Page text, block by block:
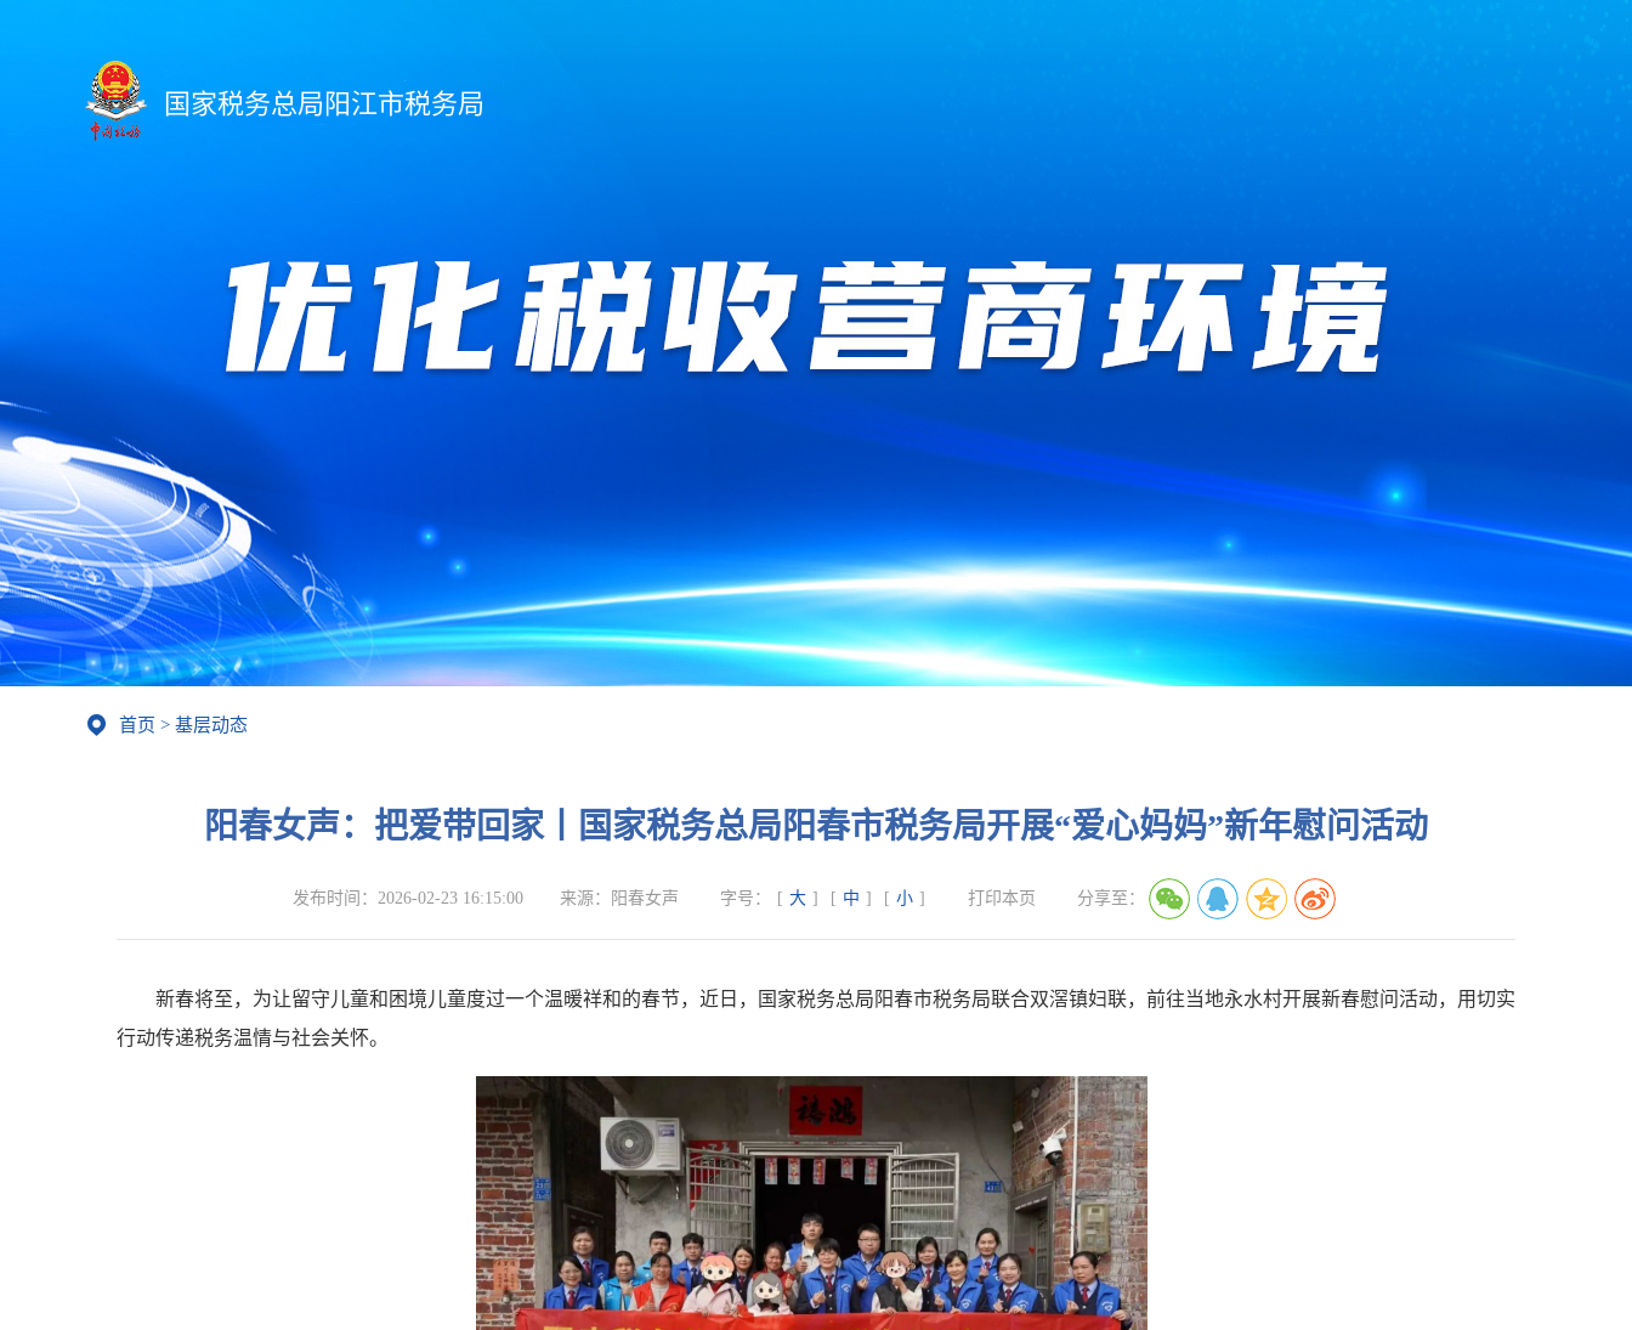
国家税务总局阳江市税务局
首页 > 基层动态
阳春女声：把爱带回家丨国家税务总局阳春市税务局开展“爱心妈妈”新年慰问活动
发布时间： 2026-02-23 16:15:00 来源： 阳春女声 字号： [ 大 ] [ 中 ] [ 小 ] 打印本页 分享至：
新春将至，为让留守儿童和困境儿童度过一个温暖祥和的春节，近日，国家税务总局阳春市税务局联合双滘镇妇联，前往当地永水村开展新春慰问活动，用切实
行动传递税务温情与社会关怀。